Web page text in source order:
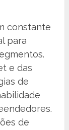
constante
para
e das
de
de